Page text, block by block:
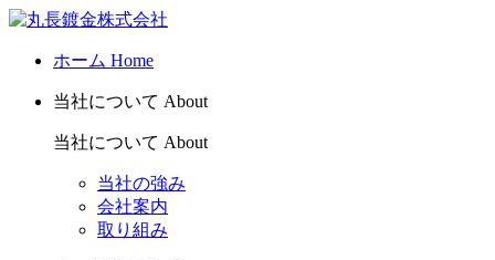
ホーム Home
当社について About
当社について About
当社の強み
会社案内
取り組み